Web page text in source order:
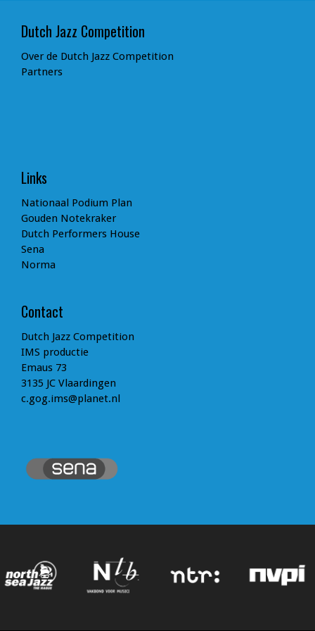
Dutch Jazz Competition
Over de Dutch Jazz Competition
Partners
Links
Nationaal Podium Plan
Gouden Notekraker
Dutch Performers House
Sena
Norma
Contact
Dutch Jazz Competition
IMS productie
Emaus 73
3135 JC Vlaardingen
c.gog.ims@planet.nl